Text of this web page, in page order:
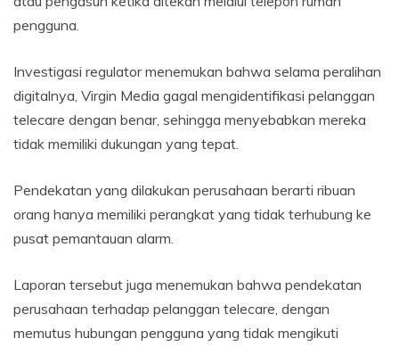
pengguna.
Investigasi regulator menemukan bahwa selama peralihan
digitalnya, Virgin Media gagal mengidentifikasi pelanggan
telecare dengan benar, sehingga menyebabkan mereka
tidak memiliki dukungan yang tepat.
Pendekatan yang dilakukan perusahaan berarti ribuan
orang hanya memiliki perangkat yang tidak terhubung ke
pusat pemantauan alarm.
Laporan tersebut juga menemukan bahwa pendekatan
perusahaan terhadap pelanggan telecare, dengan
memutus hubungan pengguna yang tidak mengikuti